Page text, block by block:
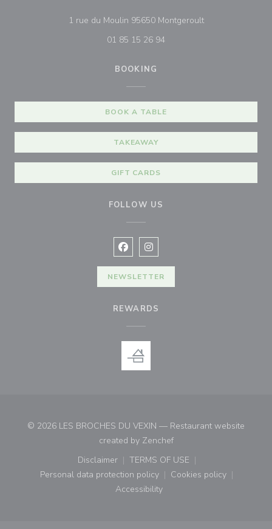
1 rue du Moulin 95650 Montgeroult((opens in a new
01 85 15 26 94
BOOKING
BOOK A TABLE
TAKEAWAY
GIFT CARDS
FOLLOW US
Facebook ((opens in a new
Instagram ((opens in a new
NEWSLETTER
REWARDS
© 2026 LES BROCHES DU VEXIN — Restaurant website
created by Zenchef((opens in a new
Disclaimer
((opens in a new window))
TERMS OF USE
((opens in a new window))
Personal data protection policy
((opens in a new window))
Cookies policy
((opens in a new
Accessibility
((opens in a new window))